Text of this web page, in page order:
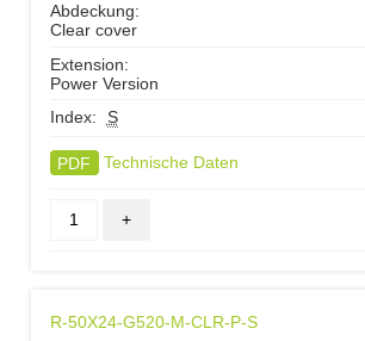
Abdeckung:
Clear cover
Extension:
Power Version
Index:
S
PDF Technische Daten
R-50X24-G520-M-CLR-P-S